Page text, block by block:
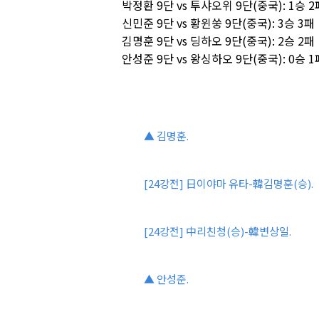
박정환 9단 vs 투샤오위 9단(중국): 1승 2
신민준 9단 vs 황윈쑹 9단(중국): 3승 3패
김명훈 9단 vs 딩하오 9단(중국): 2승 2패
안성준 9단 vs 왕싱하오 9단(중국): 0승 1
▲ 김명훈.
[24강전] 日이야마 유타-韓김명훈(승).
[24강전] 中리친청(승)-韓변상일.
▲ 안성준.